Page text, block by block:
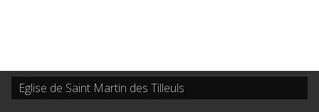
Eglise de Saint Martin des Tilleuls